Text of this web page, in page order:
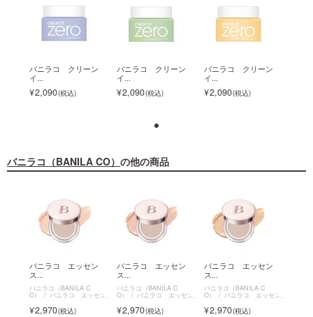
バニラコ クリーン
イ...
2,090
バニラコ クリーン
イ...
2,090
バニラコ クリーン
イ...
2,090
バニラコ（BANILA CO） の他の商品
バニラコ エッセン
ス...
バニラコ（BANILA C
O） バニラコ エッセン
ス スキン デュークッション
2,970
バニラコ エッセン
ス...
バニラコ（BANILA C
O） バニラコ エッセン
ス スキン デュークッション
2,970
バニラコ エッセン
ス...
バニラコ（BANILA C
O） バニラコ エッセン
ス スキン デュークッション
2,970